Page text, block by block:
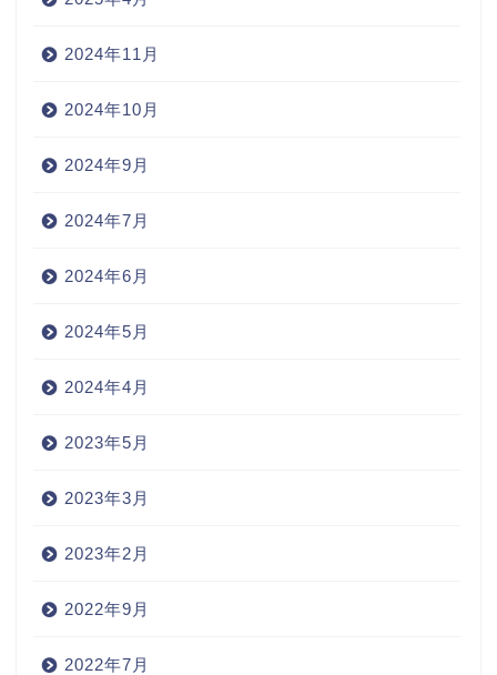
2024年11月
2024年10月
2024年9月
2024年7月
2024年6月
2024年5月
2024年4月
2023年5月
2023年3月
2023年2月
2022年9月
2022年7月